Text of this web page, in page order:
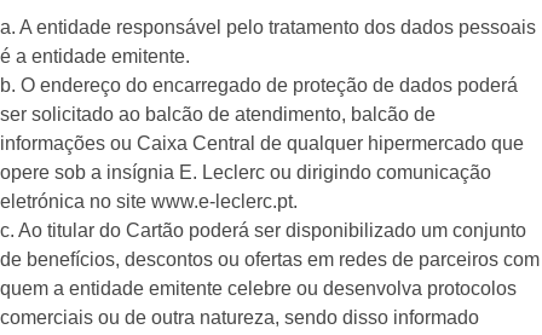
a. A entidade responsável pelo tratamento dos dados pessoais
é a entidade emitente.
b. O endereço do encarregado de proteção de dados poderá
ser solicitado ao balcão de atendimento, balcão de
informações ou Caixa Central de qualquer hipermercado que
opere sob a insígnia E. Leclerc ou dirigindo comunicação
eletrónica no site www.e-leclerc.pt.
c. Ao titular do Cartão poderá ser disponibilizado um conjunto
de benefícios, descontos ou ofertas em redes de parceiros com
quem a entidade emitente celebre ou desenvolva protocolos
comerciais ou de outra natureza, sendo disso informado